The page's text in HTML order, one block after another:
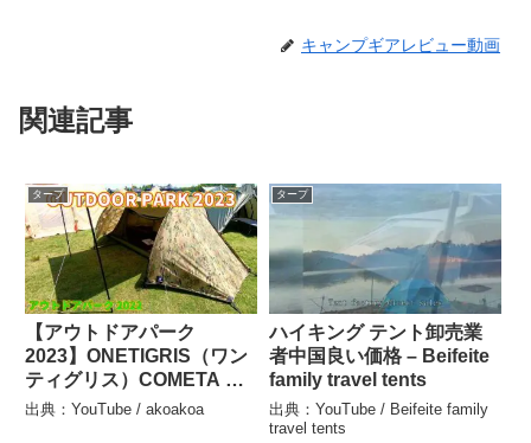
キャンプギアレビュー動画
関連記事
タープ
【アウトドアパーク
2023】ONETIGRIS（ワン
ティグリス）COMETA キ
ャンプテント 参考出品の
出典：YouTube / akoakoa
タープ
ハイキング テント卸売業
者中国良い価格 – Beifeite
family travel tents
出典：YouTube / Beifeite family
travel tents